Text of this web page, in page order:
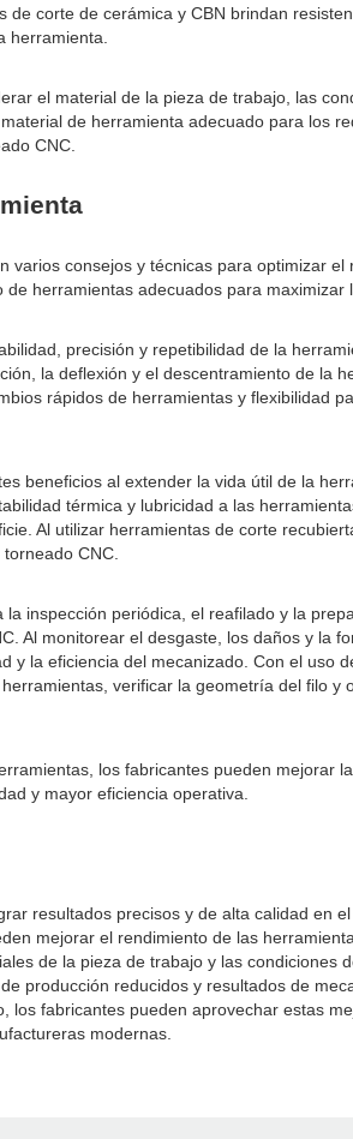
corte de cerámica y CBN brindan
herramienta.
el material de la pieza de trabajo, las
de herramienta adecuado para los
CNC.
consejos y técnicas para optimizar
herramientas adecuados para
precisión y repetibilidad de la
la deflexión y el descentramiento de la
rápidos de herramientas y flexibilidad
beneficios al extender la vida útil de la
térmica y lubricidad a las
Al utilizar herramientas de corte
CNC.
inspección periódica, el reafilado y la
Al monitorear el desgaste, los daños y la
la eficiencia del mecanizado. Con el uso
verificar la geometría del filo
los fabricantes pueden
y mayor eficiencia operativa.
resultados precisos y de alta calidad en
mejorar el rendimiento de las
de la pieza de trabajo y las
producción reducidos y resultados de
fabricantes pueden aprovechar estas
modernas.